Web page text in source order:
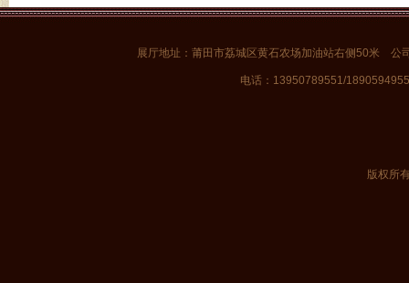
展厅地址：莆田市荔城区黄石农场加油站右侧50米 公
电话：13950789551/
版权所